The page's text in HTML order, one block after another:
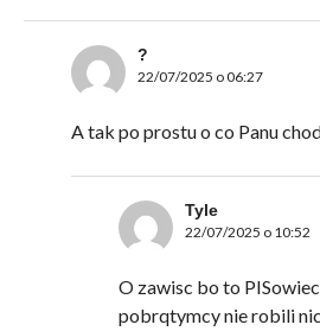
?
22/07/2025 o 06:27
A tak po prostu o co Panu
Tyle
22/07/2025 o 10:52
O zawisc bo to
pobrqtymcy nie robili